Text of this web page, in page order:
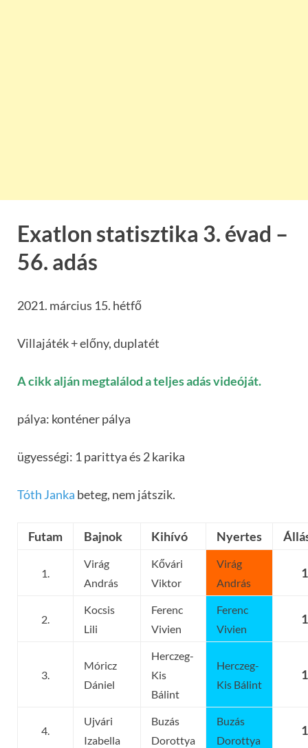
Exatlon statisztika 3. évad –
56. adás
2021. március 15. hétfő
Villajáték + előny, duplatét
A cikk alján megtalálod a teljes adás videóját.
pálya: konténer pálya
ügyességi: 1 parittya és 2 karika
Tóth Janka beteg, nem játszik.
Futam Bajnok Kihívó Nyertes
1.
Virág
András
Kővári
Viktor
Virág
András
2.
Kocsis
Lili
Ferenc
Vivien
Ferenc
Vivien
3.
Móricz
Dániel
Herczeg-
Kis
Bálint
Herczeg-
Kis Bálint
4.
Ujvári
Izabella
Buzás
Dorottya
Buzás
Dorottya